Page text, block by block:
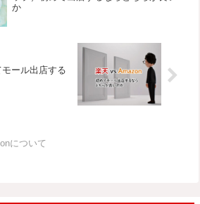
か
ール出店する
について